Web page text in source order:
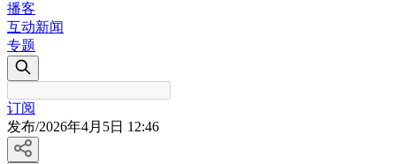
播客
互动新闻
专题
订阅
发布/2026年4月5日 12:46